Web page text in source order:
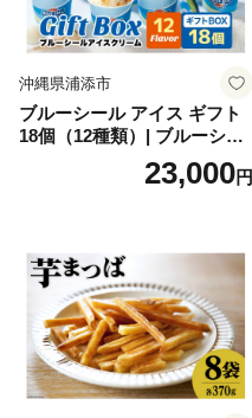
沖縄県浦添市
ブルーシール アイス ギフト
18個（12種類）| ブルーシー
ルアイス ブルーシールアイ
スクリーム 着日指定可能 送
誕生日 カップ 詰め合わせ バ
ラエティ | バニラ チョコレー
ト ストロベリー ピスタチオ
バニラ＆クッキー ウベ 沖縄
紅イモ 塩ちんすこう 沖縄シ
ークヮーサー 沖縄黒糖 琉球
ロイヤルミルクティ 沖縄パ
イン
23,000円